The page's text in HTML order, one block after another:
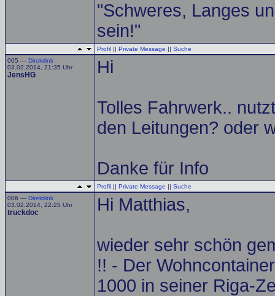
"Schweres, Langes
sein!"
Profil || Private Message || Suche
005 — Direktlink
03.02.2014, 21:35 Uhr
JensHG Hi
Tolles Fahrwerk..
den Leitungen? oder
Danke für Info
Profil || Private Message || Suche
006 — Direktlink
03.02.2014, 22:25 Uhr
truckdoc Hi Matthias,
wieder sehr schön
!! - Der
1000 in seiner Riga-